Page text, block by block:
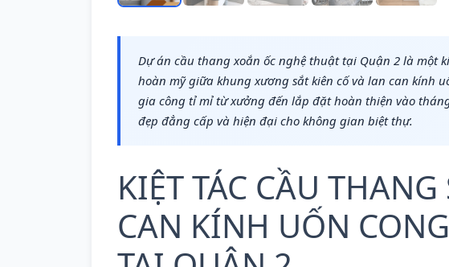
Dự án cầu thang xoắn ốc nghệ thuật tại Quận 2 là một
hoàn mỹ giữa khung xương sắt kiên cố và lan can kính
gia công tỉ mỉ từ xưởng đến lắp đặt hoàn thiện vào
đẹp đẳng cấp và hiện đại cho không gian biệt thự.
KIỆT TÁC CẦU
CAN KÍNH UỐN